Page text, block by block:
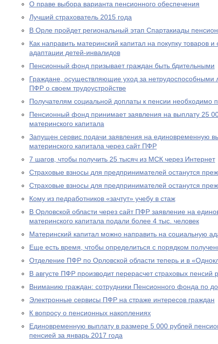
О праве выбора варианта пенсионного обеспечения
Лучший страхователь 2015 года
В Орле пройдет региональный этап Спартакиады
Как направить материнский капитал на покупку товаров
адаптации детей-инвалидов
Пенсионный фонд призывает граждан быть бдительными
Граждане, осуществляющие уход за
ПФР о своем трудоустройстве
Получателям социальной доплаты к пенсии необходимо
Пенсионный фонд принимает заявления на выплату 25
материнского капитала
Запущен сервис подачи заявления на единовременную
материнского капитала через сайт ПФР
7 шагов, чтобы получить 25 тысяч из МСК через Интернет
Страховые взносы для предпринимателей останутся
Страховые взносы для предпринимателей останутся
Кому из педработников «зачтут» учебу в стаж
В Орловской области через сайт ПФР заявление на
материнского капитала подали более 4 тыс. человек
Материнский капитал можно направить на социальную
Еще есть время, чтобы определиться с порядком
Отделение ПФР по Орловской области теперь и в
В августе ПФР производит перерасчет страховых
Вниманию граждан: сотрудники Пенсионного фонда по
Электронные сервисы ПФР на страже интересов граждан
К вопросу о пенсионных накоплениях
Единовременную выплату в размере 5 000 рублей
пенсией за январь 2017 года